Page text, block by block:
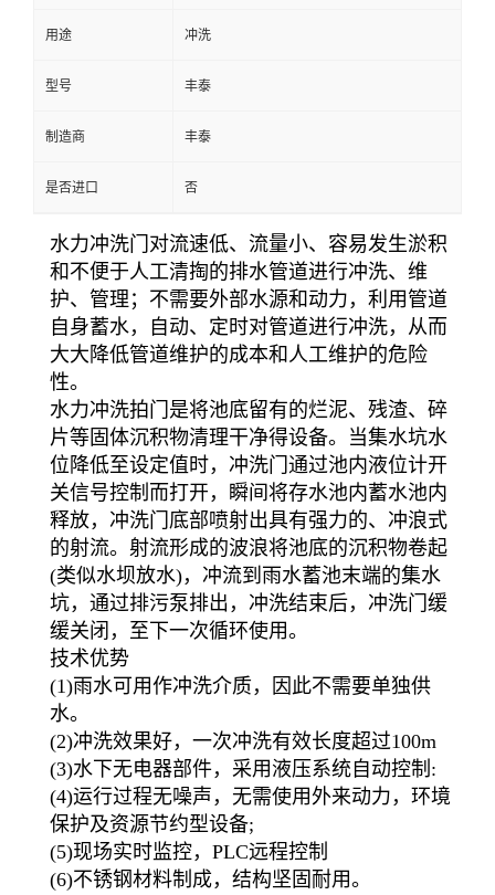
用途 冲洗
型号 丰泰
制造商 丰泰
是否进口 否
水力冲洗门对流速低、流量小、容易发生淤积
和不便于人工清掏的排水管道进行冲洗、维
护、管理；不需要外部水源和动力，利用管道
自身蓄水，自动、定时对管道进行冲洗，从而
大大降低管道维护的成本和人工维护的危险
性。
水力冲洗拍门是将池底留有的烂泥、残渣、碎
片等固体沉积物清理干净得设备。当集水坑水
位降低至设定值时，冲洗门通过池内液位计开
关信号控制而打开，瞬间将存水池内蓄水池内
释放，冲洗门底部喷射出具有强力的、冲浪式
的射流。射流形成的波浪将池底的沉积物卷起
(类似水坝放水)，冲流到雨水蓄池末端的集水
坑，通过排污泵排出，冲洗结束后，冲洗门缓
缓关闭，至下一次循环使用。
技术优势
(1)雨水可用作冲洗介质，因此不需要单独供
水。
(2)冲洗效果好，一次冲洗有效长度超过100m
(3)水下无电器部件，采用液压系统自动控制:
(4)运行过程无噪声，无需使用外来动力，环境
保护及资源节约型设备;
(5)现场实时监控，PLC远程控制
(6)不锈钢材料制成，结构坚固耐用。